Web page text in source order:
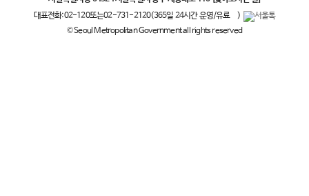
대표전화:02-120또는02-731-2120(365일 24시간 운영/유료
)
© Seoul Metropolitan Government all rights reserved